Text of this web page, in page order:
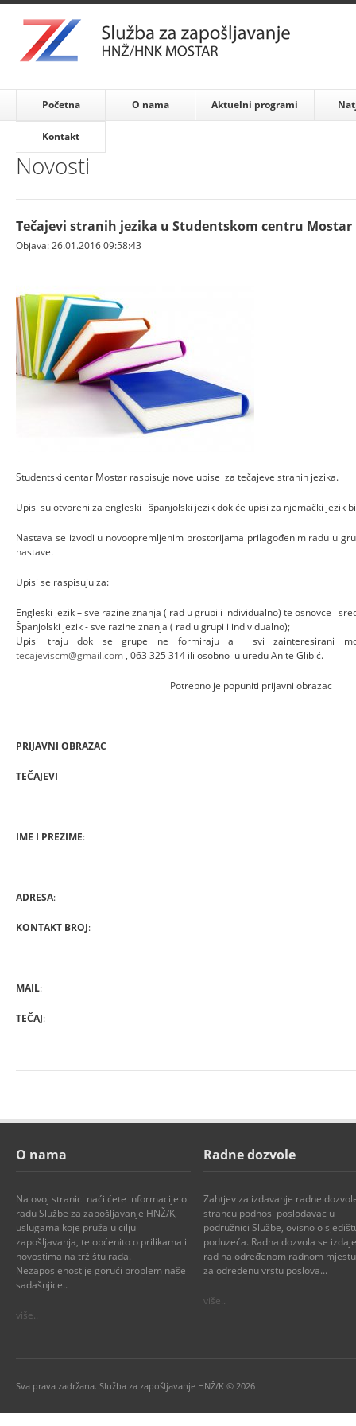
Početna O nama Aktuelni programi
Kontakt
Novosti
Tečajevi stranih jezika u Studentskom centru Mostar
Objava: 26.01.2016 09:58:43
Studentski centar Mostar raspisuje nove upise za tečajeve stranih jezika.
Upisi su otvoreni za engleski i španjolski jezik dok će upisi za njemački jezik
Nastava se izvodi u novoopremljenim prostorijama prilagođenim radu u
nastave.
Upisi se raspisuju za:
Engleski jezik – sve razine znanja ( rad u grupi i individualno) te osnovce i
Španjolski jezik - sve razine znanja ( rad u grupi i individualno);
Upisi traju dok se grupe ne formiraju a svi zainteresirani
tecajeviscm@gmail.com , 063 325 314 ili osobno u uredu Anite Glibić.
Potrebno je popuniti prijavni
PRIJAVNI OBRAZAC
TEČAJEVI
IME I PREZIME:
ADRESA:
KONTAKT BROJ:
MAIL:
TEČAJ:­­­­­­­­­­­­­­­­­­­­­­­­­­­
O nama
Na ovoj stranici naći ćete informacije o
radu Službe za zapošljavanje HNŽ/K,
uslugama koje pruža u cilju
zapošljavanja, te općenito o prilikama i
novostima na tržištu rada.
Nezaposlenost je gorući problem naše
sadašnjice..
više..
Radne dozvole
Zahtjev za izdavanje radne
strancu podnosi poslodavac u
podružnici Službe, ovisno o
poduzeća. Radna dozvola se
rad na određenom radnom
za određenu vrstu poslova...
više..
Sva prava zadržana. Služba za zapošljavanje HNŽ/K © 2026